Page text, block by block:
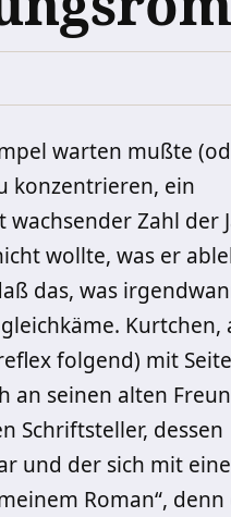
warten mußte
konzentrieren, ein
Zahl der
wollte, was er
das, was
Kurtchen,
folgend) mit
an seinen alten
Schriftsteller, dessen
und der sich mit
Roman“,